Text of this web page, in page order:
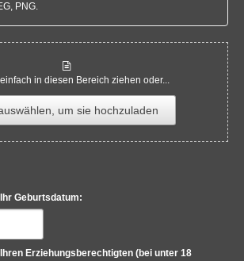
PNG.
in diesen Bereich ziehen oder...
um sie hochzuladen
Geburtsdatum:
Erziehungsberechtigten (bei unter 18